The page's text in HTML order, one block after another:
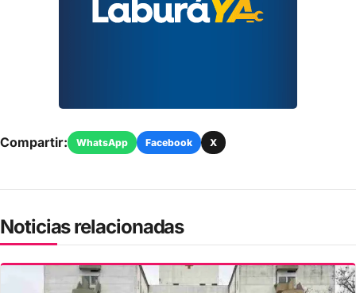
Compartir: WhatsApp Facebook X
Noticias relacionadas